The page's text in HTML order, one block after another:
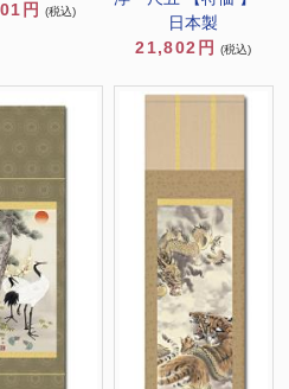
円 (税込)
日本製
21,802円
(税込)